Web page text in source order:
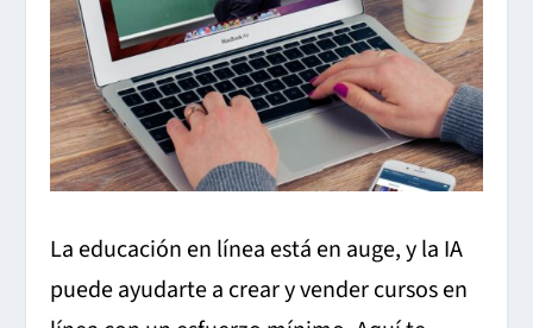
La educación en línea está en auge, y la IA
puede ayudarte a crear y vender cursos en